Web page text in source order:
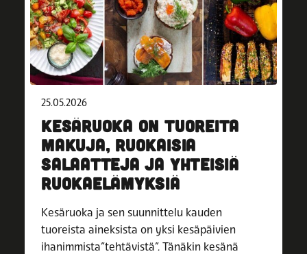
25.05.2026
KESÄRUOKA ON TUOREITA
MAKUJA, RUOKAISIA
SALAATTEJA JA YHTEISIÄ
RUOKAELÄMYKSIÄ
Kesäruoka ja sen suunnittelu kauden
tuoreista aineksista on yksi kesäpäivien
ihanimmista”tehtävistä”. Tänäkin kesänä